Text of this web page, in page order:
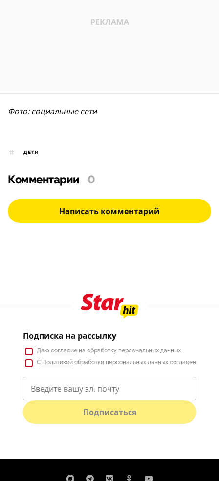
Фото: социальные сети
ДЕТИ
Комментарии 0
Написать комментарий
Подписка на рассылку
Даю согласие на обработку персональных данных
С Политикой обработки персональных данных согласен
Подписаться